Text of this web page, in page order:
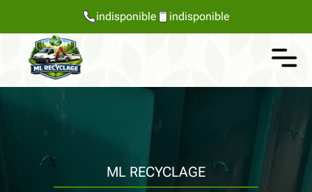
indisponible indisponible
ML RECYCLAGE